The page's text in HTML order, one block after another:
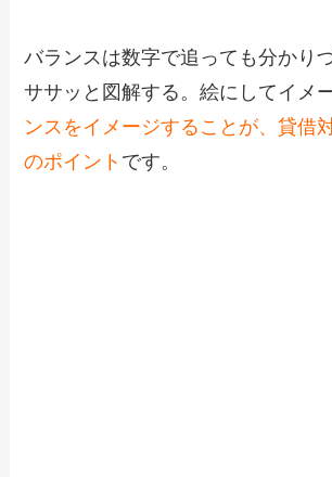
バランスは数字で追っても分かり
ササッと図解する。絵にしてイメ
ンスをイメージすることが、貸借
のポイント です。